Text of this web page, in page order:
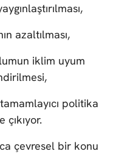
azaltılması,
iklim uyum
politika
çevresel bir konu